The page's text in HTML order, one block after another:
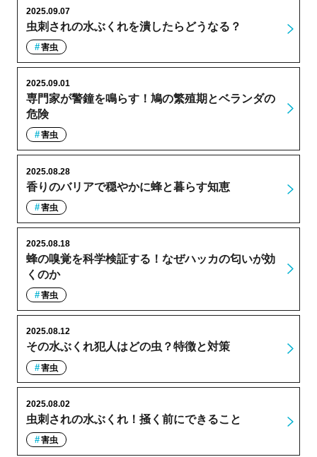
虫刺されの水ぶくれを潰したらどうなる？
2025.09.07
害虫
専門家が警鐘を鳴らす！鳩の繁殖期とベランダの
危険
2025.09.01
害虫
香りのバリアで穏やかに蜂と暮らす知恵
2025.08.28
害虫
蜂の嗅覚を科学検証する！なぜハッカの匂いが効
くのか
2025.08.18
害虫
その水ぶくれ犯人はどの虫？特徴と対策
2025.08.12
害虫
虫刺されの水ぶくれ！掻く前にできること
2025.08.02
害虫